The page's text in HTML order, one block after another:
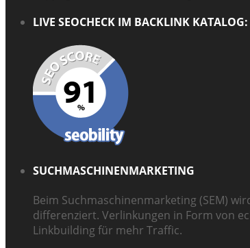
LIVE SEOCHECK IM BACKLINK KATALOG:
SUCHMASCHINENMARKETING
Beim Suchmaschinenmarketing (SEM)
differenziert. Verlinkungen in Form von
Linkbuilding für mehr Traffic.